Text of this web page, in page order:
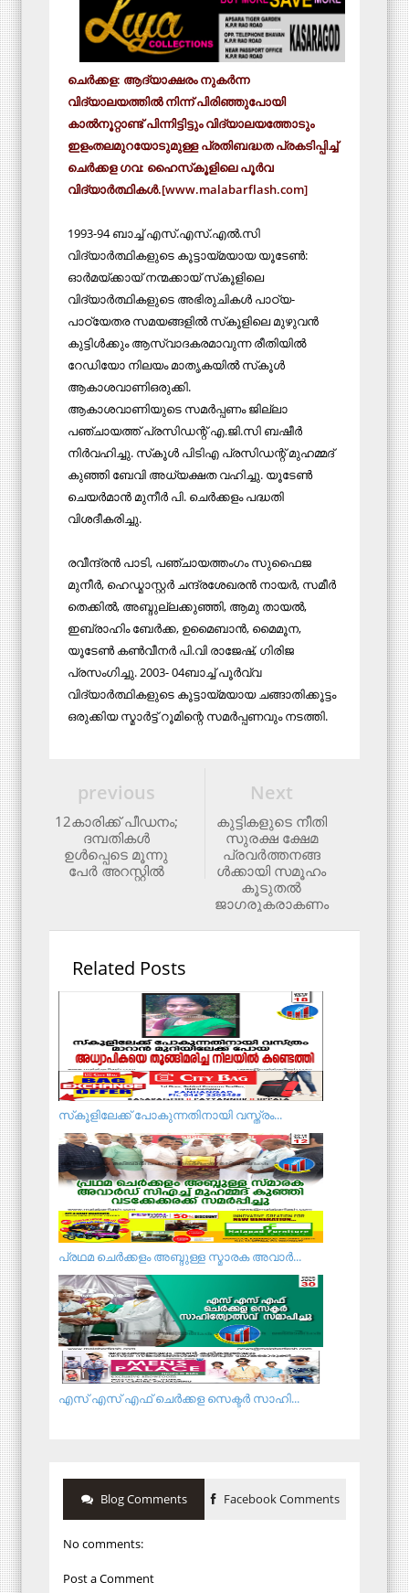
ചെര്‍ക്കള: ആദ്യാക്ഷരം നുകര്‍ന്ന
വിദ്യാലയത്തില്‍ നിന്ന് പിരിഞ്ഞുപോയി
കാല്‍നൂറ്റാണ്ട് പിന്നിട്ടിട്ടും വിദ്യാലയത്തോടും
ഇളംതലമുറയോടുമുള്ള പ്രതിബദ്ധത പ്രകടിപ്പിച്ച്
ചെര്‍ക്കള ഗവ: ഹൈസ്‌കൂളിലെ പൂര്‍വ
വിദ്യാര്‍ത്ഥികള്‍.[www.malabarflash.com]
1993-94 ബാച്ച് എസ്.എസ്.എല്‍.സി
വിദ്യാര്‍ത്ഥികളുടെ കൂട്ടായ്മയായ യൂടേണ്‍:
ഓര്‍മയ്ക്കായ് നന്മക്കായ് സ്‌കൂളിലെ
വിദ്യാര്‍ത്ഥികളുടെ അഭിരുചികള്‍ പാഠ്യ-
പാഠ്യേതര സമയങ്ങളില്‍ സ്‌കൂളിലെ മുഴുവന്‍
കുട്ടിള്‍ക്കും ആസ്വാദകരമാവുന്ന രീതിയില്‍
റേഡിയോ നിലയം മാതൃകയില്‍ സ്‌കൂള്‍
ആകാശവാണിഒരുക്കി.
ആകാശവാണിയുടെ സമര്‍പ്പണം ജില്ലാ
പഞ്ചായത്ത് പ്രസിഡന്റ് എ.ജി.സി ബഷീര്‍
നിര്‍വഹിച്ചു. സ്‌കൂള്‍ പിടിഎ പ്രസിഡന്റ് മുഹമ്മദ്
കുഞ്ഞി ബേവി അധ്യക്ഷത വഹിച്ചു. യൂടേണ്‍
ചെയര്‍മാന്‍ മുനീര്‍ പി. ചെര്‍ക്കളം പദ്ധതി
വിശദീകരിച്ചു.
രവീന്ദ്രന്‍ പാടി, പഞ്ചായത്തംഗം സുഫൈജ
മുനീര്‍, ഹെഡ്മാസ്റ്റര്‍ ചന്ദ്രശേഖരന്‍ നായര്‍, സമീര്‍
തെക്കില്‍, അബ്ദുല്ലക്കുഞ്ഞി, ആമു തായല്‍,
ഇബ്രാഹിം ബേര്‍ക്ക, ഉമൈബാന്‍, മൈമൂന,
യൂടേണ്‍ കണ്‍വീനര്‍ പി.വി രാജേഷ്, ഗിരിജ
പ്രസംഗിച്ചു. 2003- 04ബാച്ച് പൂര്‍വ്വ
വിദ്യാര്‍ത്ഥികളുടെ കൂട്ടായ്മയായ ചങ്ങാതിക്കൂട്ടം
ഒരുക്കിയ സ്മാര്‍ട്ട് റൂമിന്റെ സമര്‍പ്പണവും നടത്തി.
Next
കുട്ടികളുടെ നീതി
സുരക്ഷ ക്ഷേമ
പ്രവര്‍ത്തനങ്ങ
ള്‍ക്കായി സമൂഹം
കൂടുതല്‍
ജാഗരൂകരാകണം
previous
12കാരിക്ക് പീഡനം;
ദമ്പതികൾ
ഉൾപ്പെടെ മൂന്നു
പേർ അറസ്റ്റിൽ
Related Posts
സ്‌കൂളിലേക്ക് പോകുന്നതിനായി വസ്ത്രം...
പ്രഥമ ചെർക്കളം അബ്ദുള്ള സ്മാരക അവാർ...
എസ് എസ് എഫ് ചെര്‍ക്കള സെക്ടര്‍ സാഹി...
Blog Comments Facebook Comments
No comments:
Post a Comment